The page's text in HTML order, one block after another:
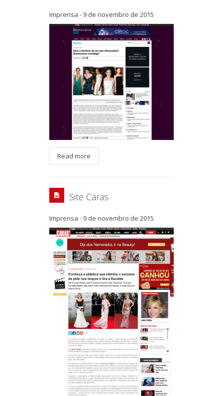
Imprensa - 9 de novembro de 2015
Read more
Site Caras
Imprensa - 9 de novembro de 2015